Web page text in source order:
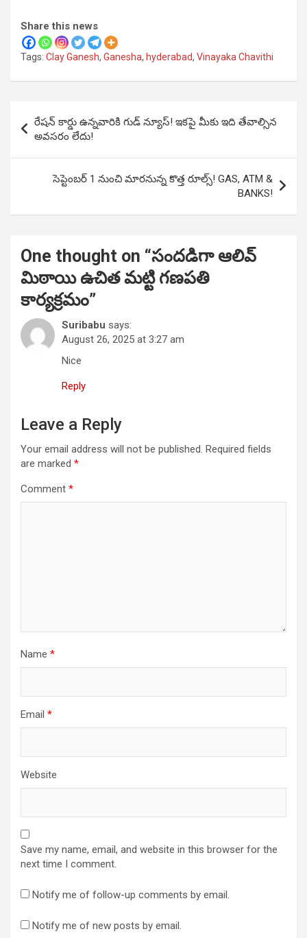
Share this news
Tags: Clay Ganesh, Ganesha, hyderabad, Vinayaka Chavithi
Post
navigation
రేషన్ కార్డు ఉన్నవారికి గుడ్ న్యూస్! ఇకపై మీకు ఇది తేవాల్సిన
అవసరం లేదు!
సెప్టెంబర్ 1 నుంచి మారనున్న కొత్త రూల్స్! GAS, ATM &
BANKS!
One thought on “సందడిగా ఆలివ్
మిఠాయి ఉచిత మట్టి గణపతి
కార్యక్రమం”
Suribabu says:
August 26, 2025 at 3:27 am
Nice
Reply
Leave a Reply
Your email address will not be published. Required fields
are marked *
Comment *
Name *
Email *
Website
Save my name, email, and website in this browser for the
next time I comment.
Notify me of follow-up comments by email.
Notify me of new posts by email.